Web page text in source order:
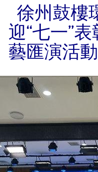
徐州鼓樓
迎“七一”
藝匯演活